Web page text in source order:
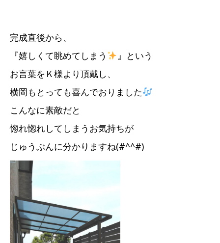
完成直後から、
『嬉しくて眺めてしまう
』という
お言葉をＫ様より頂戴し、
横岡もとっても喜んでおりました
こんなに素敵だと
惚れ惚れしてしまうお気持ちが
じゅうぶんに分かりますね(#^^#)